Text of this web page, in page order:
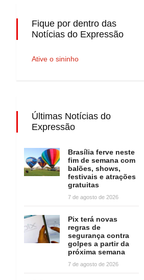
Fique por dentro das
Notícias do Expressão
Ative o sininho
Últimas Notícias do
Expressão
Brasília ferve neste
fim de semana com
balões, shows,
festivais e atrações
gratuitas
7 de agosto de 2026
Pix terá novas
regras de
segurança contra
golpes a partir da
próxima semana
7 de agosto de 2026